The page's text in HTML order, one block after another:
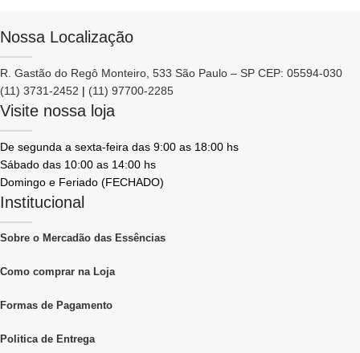
Nossa Localização
R. Gastão do Regô Monteiro, 533 São Paulo – SP CEP: 05594-030
(11) 3731-2452 | (11) 97700-2285
Visite nossa loja
De segunda a sexta-feira das 9:00 as 18:00 hs
Sábado das 10:00 as 14:00 hs
Domingo e Feriado (FECHADO)
Institucional
Sobre o Mercadão das Essências
Como comprar na Loja
Formas de Pagamento
Politica de Entrega